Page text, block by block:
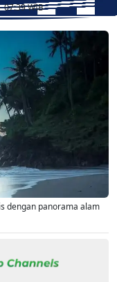
07:39 WIB
dengan panorama alam